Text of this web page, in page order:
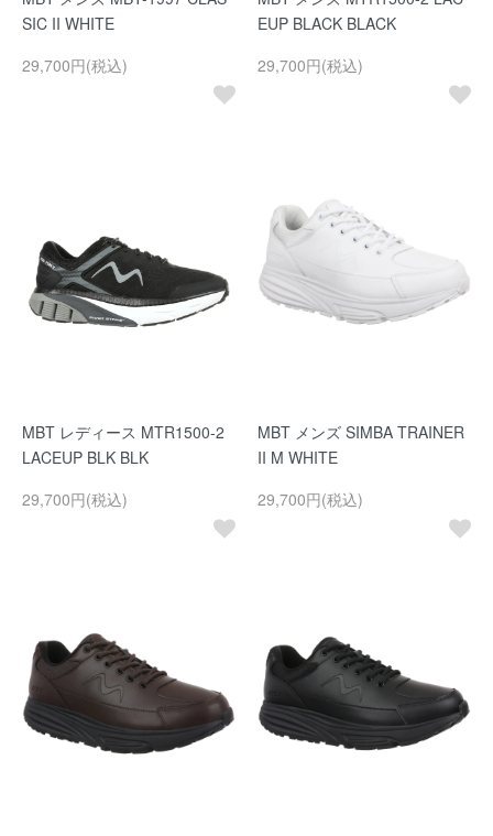
SIC II WHITE
29,700円(税込)
EUP BLACK BLACK
29,700円(税込)
MBT レディース MTR1500-2
LACEUP BLK BLK
29,700円(税込)
MBT メンズ SIMBA TRAINER
II M WHITE
29,700円(税込)